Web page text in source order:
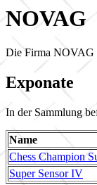
NOVAG
Die Firma NOVAG
Exponate
In der Sammlung
Name
Chess Champion
Super Sensor IV